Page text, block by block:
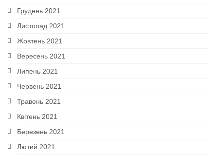
Грудень 2021
Листопад 2021
Жовтень 2021
Вересень 2021
Липень 2021
Червень 2021
Травень 2021
Квітень 2021
Березень 2021
Лютий 2021